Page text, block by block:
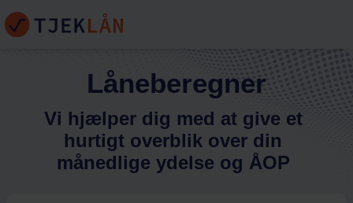
Låneberegner
Vi hjælper dig med at give et
hurtigt overblik over din
månedlige ydelse og ÅOP